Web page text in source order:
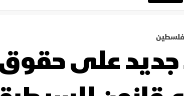
فلسطين
جديد على